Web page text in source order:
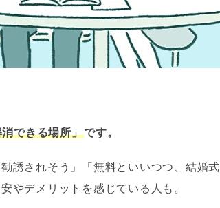
できる場所」です。
誘されそう」「無料といいつつ、結婚式
やデメリットを感じている人も。